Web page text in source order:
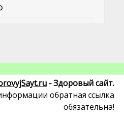
- Здоровый сайт.
обратная ссылка
обязательна!